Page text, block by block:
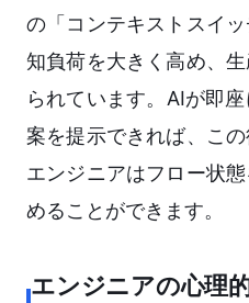
の「コンテキストスイ
知負荷を大きく高め、
られています。AIが即
案を提示できれば、この
エンジニアはフロー状
めることができます。
エンジニアの心理